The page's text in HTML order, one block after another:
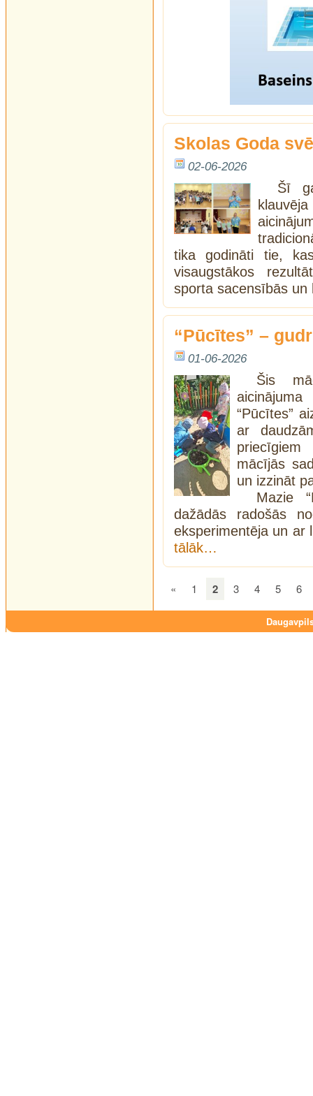
Skolas Goda
02-06-2026
Šī
tika godināti tie,
visaugstākos
sporta sacensībās
“Pūcītes” –
01-06-2026
Šis
“Pūcītes”
ar
mācījās
un izzināt
Mazie
dažādās radošās
eksperimentēja un ar
tālāk…
« 1 2 3 4 5 6